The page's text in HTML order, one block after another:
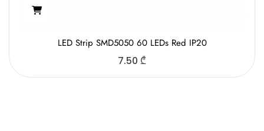
LED Strip SMD5050 60 LEDs Red IP20
7.50 ₾